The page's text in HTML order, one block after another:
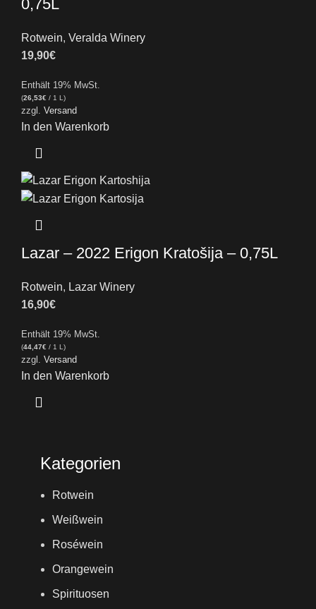
0,75L
Rotwein, Veralda Winery
19,90€
Enthält 19% MwSt.
(26,53€ / 1 L)
zzgl. Versand
In den Warenkorb
Lazar – 2022 Erigon Kratošija – 0,75L
Rotwein, Lazar Winery
16,90€
Enthält 19% MwSt.
(44,47€ / 1 L)
zzgl. Versand
In den Warenkorb
Kategorien
Rotwein
Weißwein
Roséwein
Orangewein
Spirituosen